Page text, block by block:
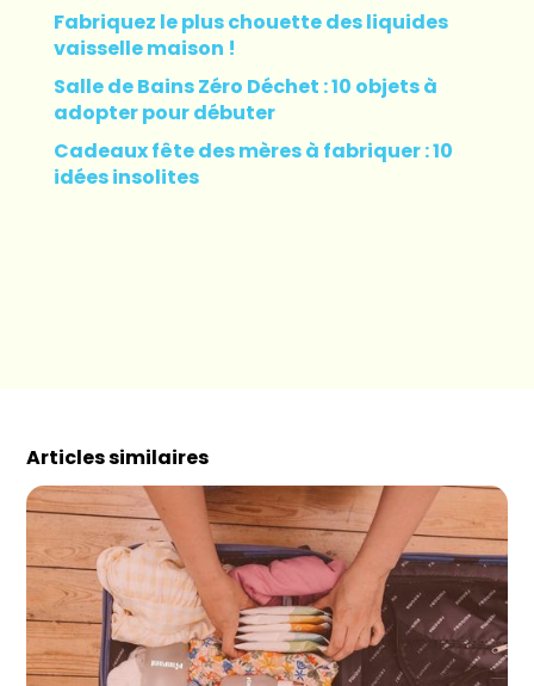
Fabriquez le plus chouette des liquides
vaisselle maison !
Salle de Bains Zéro Déchet : 10 objets à
adopter pour débuter
Cadeaux fête des mères à fabriquer : 10
idées insolites
Articles similaires